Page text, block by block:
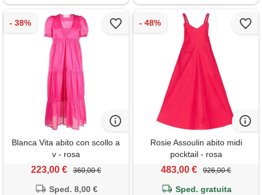
Blanca Vita abito con scollo a
v - rosa
223,00 € 360,00 €
Sped. 8,00 €
Rosie Assoulin abito midi
pocktail - rosa
483,00 € 926,00 €
Sped. gratuita